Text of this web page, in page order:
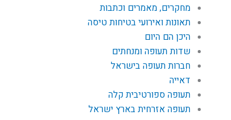
מחקרים, מאמרים וכתבות
תאונות ואירועי בטיחות טיסה
היכן הם היום
שדות תעופה ומנחתים
חברות תעופה בישראל
דאייה
תעופה ספורטיבית קלה
תעופה אזרחית בארץ ישראל